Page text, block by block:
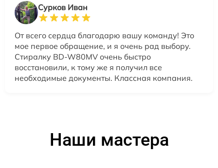
Сурков Иван
От всего сердца благодарю вашу команду! Это
мое первое обращение, и я очень рад выбору.
Стиралку BD-W80MV очень быстро
восстановили, к тому же я получил все
необходимые документы. Классная компания.
Наши мастера